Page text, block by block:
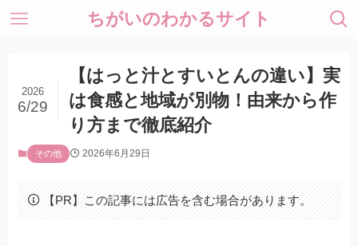
ちがいのわかるサイト
【はっと汁とすいとんの違い】実
は食感と地域が別物！由来から作
り方まで徹底紹介
2026
6/29
その他 2026年6月29日
【PR】この記事には広告を含む場合があります。